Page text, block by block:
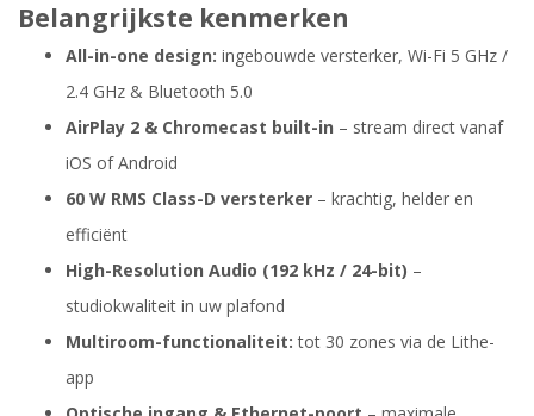
Belangrijkste kenmerken
All-in-one design: ingebouwde versterker, Wi-Fi 5 GHz /
2.4 GHz & Bluetooth 5.0
AirPlay 2 & Chromecast built-in – stream direct vanaf
iOS of Android
60 W RMS Class-D versterker – krachtig, helder en
efficiënt
High-Resolution Audio (192 kHz / 24-bit) –
studiokwaliteit in uw plafond
Multiroom-functionaliteit: tot 30 zones via de Lithe-
app